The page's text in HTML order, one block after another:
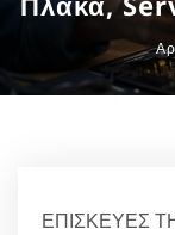
ΕΠΙΣΚΕΥΕΣ